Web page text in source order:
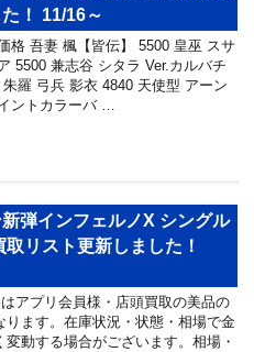
！ 11/16～
格 吾妻 楓【皆伝】 5500 皇巫 スサ
5500 兼志谷 シタラ Ver.カルバチ
朱羅 弓兵 影衣 4840 天使型 アーン
ントカラーバ …
弾インフェルノX シングル
取リスト更新しました！
アプリ会員様・店頭買取の美品の
ります。在庫状況・状態・相場で金
変動する場合がございます。相場・